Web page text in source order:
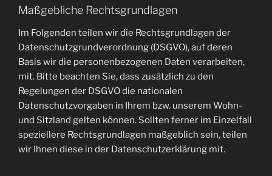
Maßgebliche Rechtsgrundlagen
Im Folgenden teilen wir die Rechtsgrundlagen der
Datenschutzgrundverordnung (DSGVO), auf deren
Basis wir die personenbezogenen Daten verarbeiten,
mit. Bitte beachten Sie, dass zusätzlich zu den
Regelungen der DSGVO die nationalen
Datenschutzvorgaben in Ihrem bzw. unserem Wohn-
und Sitzland gelten können. Sollten ferner im Einzelfall
speziellere Rechtsgrundlagen maßgeblich sein, teilen
wir Ihnen diese in der Datenschutzerklärung mit.